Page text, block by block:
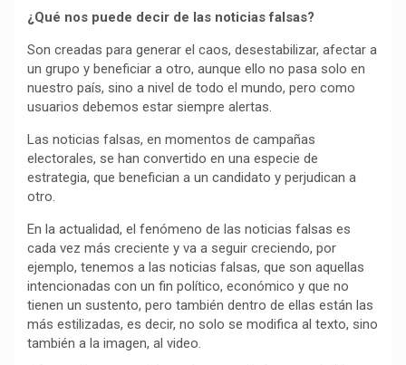
¿Qué nos puede decir de las noticias falsas?
Son creadas para generar el caos, desestabilizar, afectar a
un grupo y beneficiar a otro, aunque ello no pasa solo en
nuestro país, sino a nivel de todo el mundo, pero como
usuarios debemos estar siempre alertas.
Las noticias falsas, en momentos de campañas
electorales, se han convertido en una especie de
estrategia, que benefician a un candidato y perjudican a
otro.
En la actualidad, el fenómeno de las noticias falsas es
cada vez más creciente y va a seguir creciendo, por
ejemplo, tenemos a las noticias falsas, que son aquellas
intencionadas con un fin político, económico y que no
tienen un sustento, pero también dentro de ellas están las
más estilizadas, es decir, no solo se modifica al texto, sino
también a la imagen, al video.